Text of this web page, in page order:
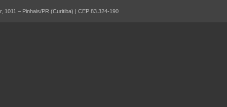
1011 – Pinhais/PR (Curitiba) | CEP 83.324-190